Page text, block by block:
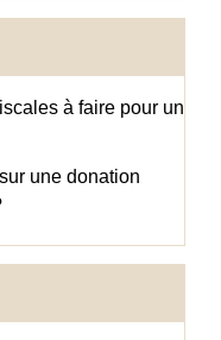
à faire pour un
une donation